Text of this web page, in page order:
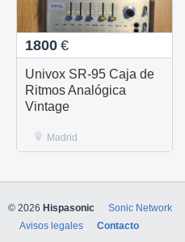
1800 €
Univox SR-95 Caja de
Ritmos Analógica
Vintage
Madrid
© 2026 Hispasonic Sonic Network
Avisos legales
Contacto